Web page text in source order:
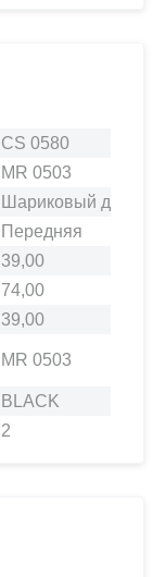
CS 0580
MR 0503
Шариковый
Передняя
39,00
74,00
39,00
MR 0503
BLACK
2